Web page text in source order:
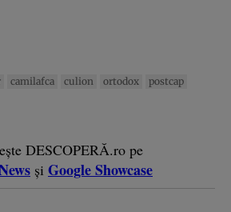
camilafca culion ortodox
postcap
DESCOPERĂ.ro pe
și Google Showcase